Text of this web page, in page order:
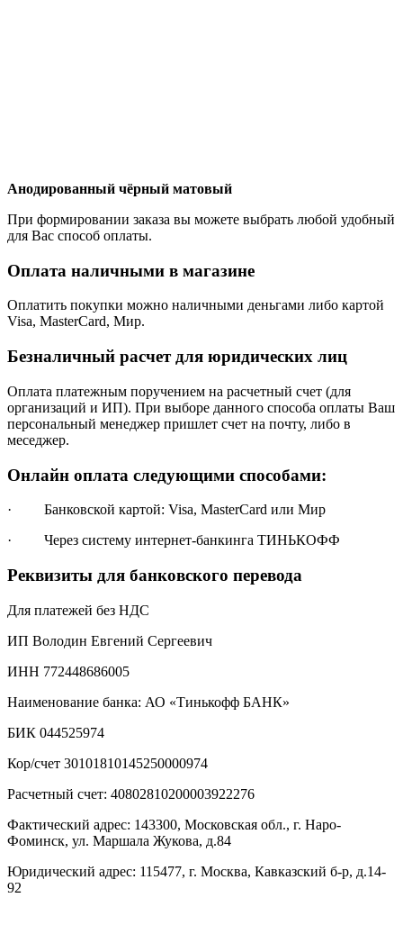
Анодированный чёрный матовый
При формировании заказа вы можете выбрать любой удобный
для Вас способ оплаты.
Оплата наличными в магазине
Оплатить покупки можно наличными деньгами либо картой
Visa, MasterCard, Мир.
Безналичный расчет для юридических лиц
Оплата платежным поручением на расчетный счет (для
организаций и ИП). При выборе данного способа оплаты Ваш
персональный менеджер пришлет счет на почту, либо в
меседжер.
Онлайн оплата следующими способами:
· Банковской картой: Visa, MasterCard или Мир
· Через систему интернет-банкинга ТИНЬКОФФ
Реквизиты для банковского перевода
Для платежей без НДС
ИП Володин Евгений Сергеевич
ИНН 772448686005
Наименование банка: АО «Тинькофф БАНК»
БИК 044525974
Кор/счет 30101810145250000974
Расчетный счет: 40802810200003922276
Фактический адрес: 143300, Московская обл., г. Наро-
Фоминск, ул. Маршала Жукова, д.84
Юридический адрес: 115477, г. Москва, Кавказский б-р, д.14-
92